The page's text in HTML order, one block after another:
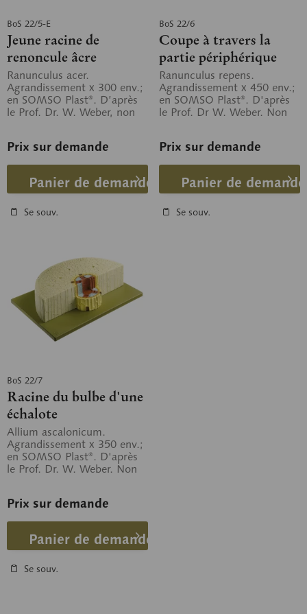
BoS 22/5-E
Jeune racine de
renoncule âcre
Ranunculus acer.
Agrandissement x 300 env.;
en SOMSO Plast®. D’après
le Prof. Dr. W. Weber, non
Prix sur demande
Panier de demande
Se souv.
BoS 22/6
Coupe à travers la
partie périphérique
d'une tige de
renoncule rampante
dans l'axe de la pousse
Ranunculus repens.
Agrandissement x 450 env.;
en SOMSO Plast®. D'après
le Prof. Dr W. Weber. Non
Prix sur demande
Panier de demande
Se souv.
BoS 22/7
Racine du bulbe d'une
échalote
Allium ascalonicum.
Agrandissement x 350 env.;
en SOMSO Plast®. D'après
le Prof. Dr. W. Weber. Non
Prix sur demande
Panier de demande
Se souv.